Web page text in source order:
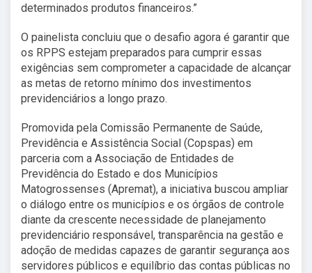
determinados produtos financeiros.”
O painelista concluiu que o desafio agora é garantir que
os RPPS estejam preparados para cumprir essas
exigências sem comprometer a capacidade de alcançar
as metas de retorno mínimo dos investimentos
previdenciários a longo prazo.
Promovida pela Comissão Permanente de Saúde,
Previdência e Assistência Social (Copspas) em
parceria com a Associação de Entidades de
Previdência do Estado e dos Municípios
Matogrossenses (Apremat), a iniciativa buscou ampliar
o diálogo entre os municípios e os órgãos de controle
diante da crescente necessidade de planejamento
previdenciário responsável, transparência na gestão e
adoção de medidas capazes de garantir segurança aos
servidores públicos e equilíbrio das contas públicas no